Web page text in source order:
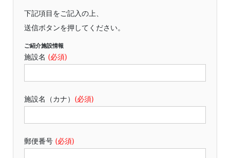
各種資料
ー いきいき通販WEBカタログ
ー 利用申し込み書ダウンロード
Web発注サイト
下記項目をご記入の上、
送信ボタンを押してください。
ご紹介施設情報
施設名 (必須)
施設名（カナ） (必須)
郵便番号 (必須)